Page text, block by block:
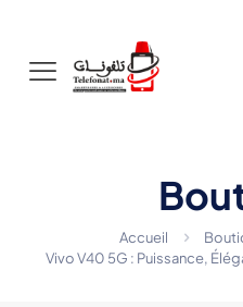
Accueil
Vivo V40 5G : Puissance,